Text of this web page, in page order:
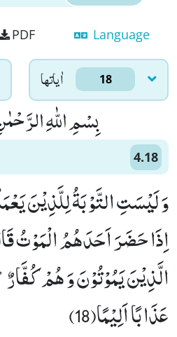
PDF Language
اٰياتها 18
بِسْمِ اللّٰهِ
4.18
وَ لَیْسَتِ التَّوْبَةُ لِلَّذِیْنَ
اِذَا حَضَرَ اَحَدَهُمُ الْمَوْتُ قَالَ
الَّذِیْنَ یَمُوْتُوْنَ وَ هُمْ
عَذَابًا اَلِیْمًا(18)